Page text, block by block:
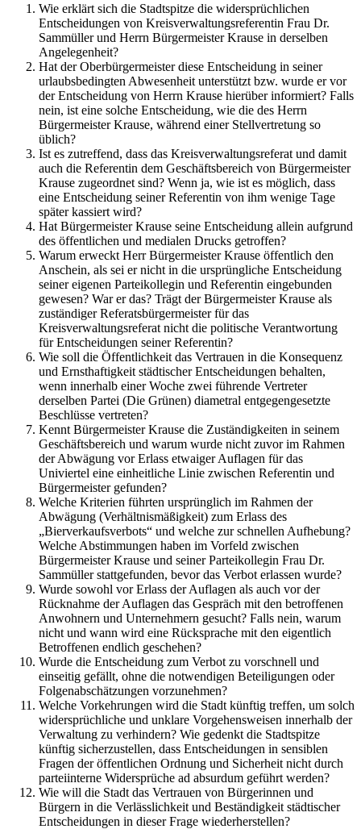
Wie erklärt sich die Stadtspitze die widersprüchlichen
Entscheidungen von Kreisverwaltungsreferentin Frau Dr.
Sammüller und Herrn Bürgermeister Krause in derselben
Angelegenheit?
Hat der Oberbürgermeister diese Entscheidung in seiner
urlaubsbedingten Abwesenheit unterstützt bzw. wurde er vor
der Entscheidung von Herrn Krause hierüber informiert? Falls
nein, ist eine solche Entscheidung, wie die des Herrn
Bürgermeister Krause, während einer Stellvertretung so
üblich?
Ist es zutreffend, dass das Kreisverwaltungsreferat und damit
auch die Referentin dem Geschäftsbereich von Bürgermeister
Krause zugeordnet sind? Wenn ja, wie ist es möglich, dass
eine Entscheidung seiner Referentin von ihm wenige Tage
später kassiert wird?
Hat Bürgermeister Krause seine Entscheidung allein aufgrund
des öffentlichen und medialen Drucks getroffen?
Warum erweckt Herr Bürgermeister Krause öffentlich den
Anschein, als sei er nicht in die ursprüngliche Entscheidung
seiner eigenen Parteikollegin und Referentin eingebunden
gewesen? War er das? Trägt der Bürgermeister Krause als
zuständiger Referatsbürgermeister für das
Kreisverwaltungsreferat nicht die politische Verantwortung
für Entscheidungen seiner Referentin?
Wie soll die Öffentlichkeit das Vertrauen in die Konsequenz
und Ernsthaftigkeit städtischer Entscheidungen behalten,
wenn innerhalb einer Woche zwei führende Vertreter
derselben Partei (Die Grünen) diametral entgegengesetzte
Beschlüsse vertreten?
Kennt Bürgermeister Krause die Zuständigkeiten in seinem
Geschäftsbereich und warum wurde nicht zuvor im Rahmen
der Abwägung vor Erlass etwaiger Auflagen für das
Univiertel eine einheitliche Linie zwischen Referentin und
Bürgermeister gefunden?
Welche Kriterien führten ursprünglich im Rahmen der
Abwägung (Verhältnismäßigkeit) zum Erlass des
„Bierverkaufsverbots“ und welche zur schnellen Aufhebung?
Welche Abstimmungen haben im Vorfeld zwischen
Bürgermeister Krause und seiner Parteikollegin Frau Dr.
Sammüller stattgefunden, bevor das Verbot erlassen wurde?
Wurde sowohl vor Erlass der Auflagen als auch vor der
Rücknahme der Auflagen das Gespräch mit den betroffenen
Anwohnern und Unternehmern gesucht? Falls nein, warum
nicht und wann wird eine Rücksprache mit den eigentlich
Betroffenen endlich geschehen?
Wurde die Entscheidung zum Verbot zu vorschnell und
einseitig gefällt, ohne die notwendigen Beteiligungen oder
Folgenabschätzungen vorzunehmen?
Welche Vorkehrungen wird die Stadt künftig treffen, um solch
widersprüchliche und unklare Vorgehensweisen innerhalb der
Verwaltung zu verhindern? Wie gedenkt die Stadtspitze
künftig sicherzustellen, dass Entscheidungen in sensiblen
Fragen der öffentlichen Ordnung und Sicherheit nicht durch
parteiinterne Widersprüche ad absurdum geführt werden?
Wie will die Stadt das Vertrauen von Bürgerinnen und
Bürgern in die Verlässlichkeit und Beständigkeit städtischer
Entscheidungen in dieser Frage wiederherstellen?